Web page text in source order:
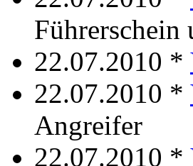
Führerschein
22.07.2010 *
22.07.2010 *
Angreifer
22.07.2010 *